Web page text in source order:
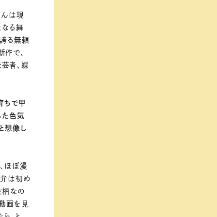
は現
なる舞
る無頼
で、
者、蝶
ちで甲
た色気
想像し
ほぼ漫
弁は初め
柄なの
画を見